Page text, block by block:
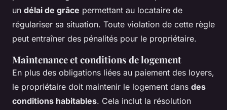
un délai de grâce permettant au locataire de
régulariser sa situation. Toute violation de cette règle
peut entraîner des pénalités pour le propriétaire.
Maintenance et conditions de logement
En plus des obligations liées au paiement des loyers,
le propriétaire doit maintenir le logement dans des
conditions habitables. Cela inclut la résolution